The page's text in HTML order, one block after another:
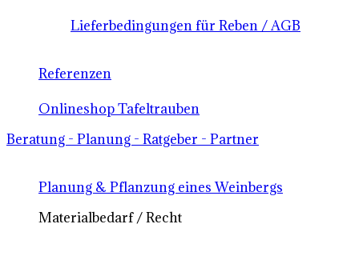
Lieferbedingungen für Reben / AGB
Referenzen
Onlineshop Tafeltrauben
Beratung - Planung - Ratgeber - Partner
Planung & Pflanzung eines Weinbergs
Materialbedarf / Recht